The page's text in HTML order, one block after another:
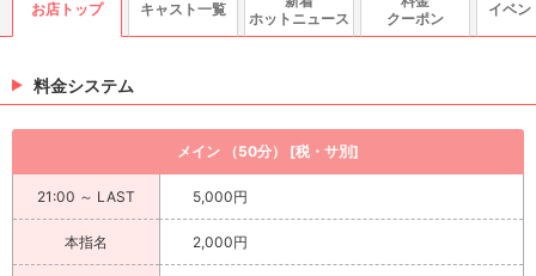
お店トップ キャスト一覧
ホットニュース
クーポン
イベン
料金システム
メイン （50分） [税・サ別]
21:00 ～ LAST 5,000円
本指名 2,000円